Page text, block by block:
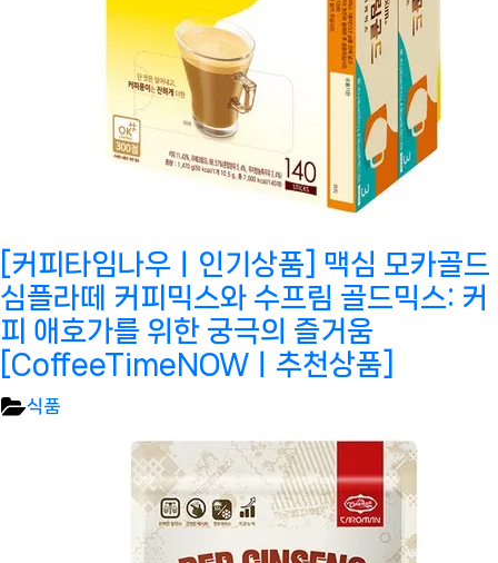
[커피타임나우ㅣ인기상품] 맥심 모카골드
심플라떼 커피믹스와 수프림 골드믹스: 커
피 애호가를 위한 궁극의 즐거움
[CoffeeTimeNOWㅣ추천상품]
식품